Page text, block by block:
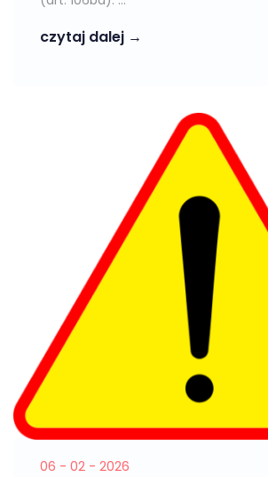
czytaj dalej →
06 - 02 - 2026